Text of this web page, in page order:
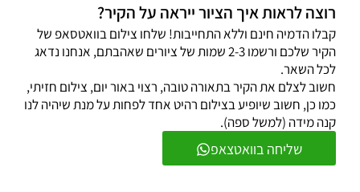
שליחה בוואטצאפ
רוצה לראות איך הציור ייראה על הקיר?
קבלו הדמיה חינם וללא התחייבות! שלחו צילום בוואטסאפ של
הקיר שלכם ורשמו 2-3 שמות של ציורים שאהבתם, אנחנו נדאג
לכל השאר.
חשוב לצלם את הקיר בתאורה טובה, רצוי באור יום, צילום חזיתי,
כמו כן, חשוב שיופיע בצילום רהיט אחד לפחות על מנת שיהיה לנו
קנה מידה (למשל ספה).